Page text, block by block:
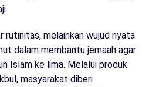
rutinitas, melainkan wujud nyata
dalam membantu jemaah agar
Islam ke lima. Melalui produk
masyarakat diberi